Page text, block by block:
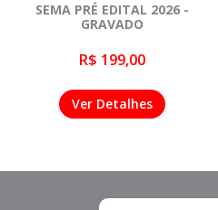
SEMA PRÉ EDITAL 2026 -
GRAVADO
R$ 199,00
Ver Detalhes